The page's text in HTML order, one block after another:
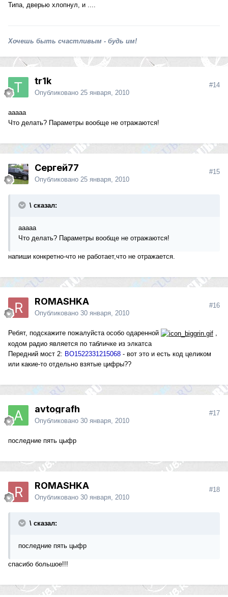
Типа, дверью хлопнул, и ....
Хочешь быть счастливым - будь им!
tr1k
Опубликовано 25 января, 2010
#14
ааааа
Что делать? Параметры вообще не отражаются!
Сергей77
Опубликовано 25 января, 2010
#15
\ сказал:
ааааа
Что делать? Параметры вообще не отражаются!
напиши конкретно-что не работает,что не отражается.
ROMASHKA
Опубликовано 30 января, 2010
#16
Ребят, подскажите пожалуйста особо одаренной
,
кодом радио является по табличке из элкатса
Передний мост 2: BO1522331215068 - вот это и есть код целиком
или какие-то отдельно взятые цифры??
avtografh
Опубликовано 30 января, 2010
#17
последние пять цыфр
ROMASHKA
Опубликовано 30 января, 2010
#18
\ сказал:
последние пять цыфр
спасибо большое!!!